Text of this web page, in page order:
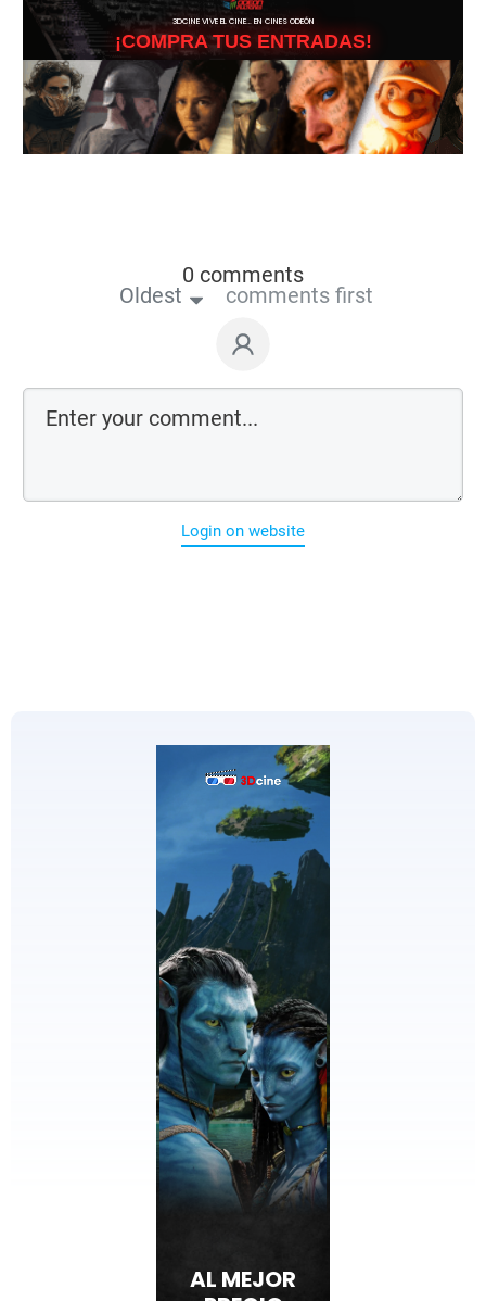
3DCINE VIVE EL CINE… EN CINES ODEÓN
¡COMPRA TUS ENTRADAS!
0 comments
Oldest comments first
Login on website
AL MEJOR